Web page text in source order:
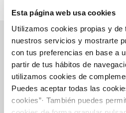
Esta página web usa cookies
Utilizamos cookies propias y de
nuestros servicios y mostrarte
con tus preferencias en base a
partir de tus hábitos de
utilizamos cookies de
Puedes aceptar todas las
cookies”· También puedes
Inicio